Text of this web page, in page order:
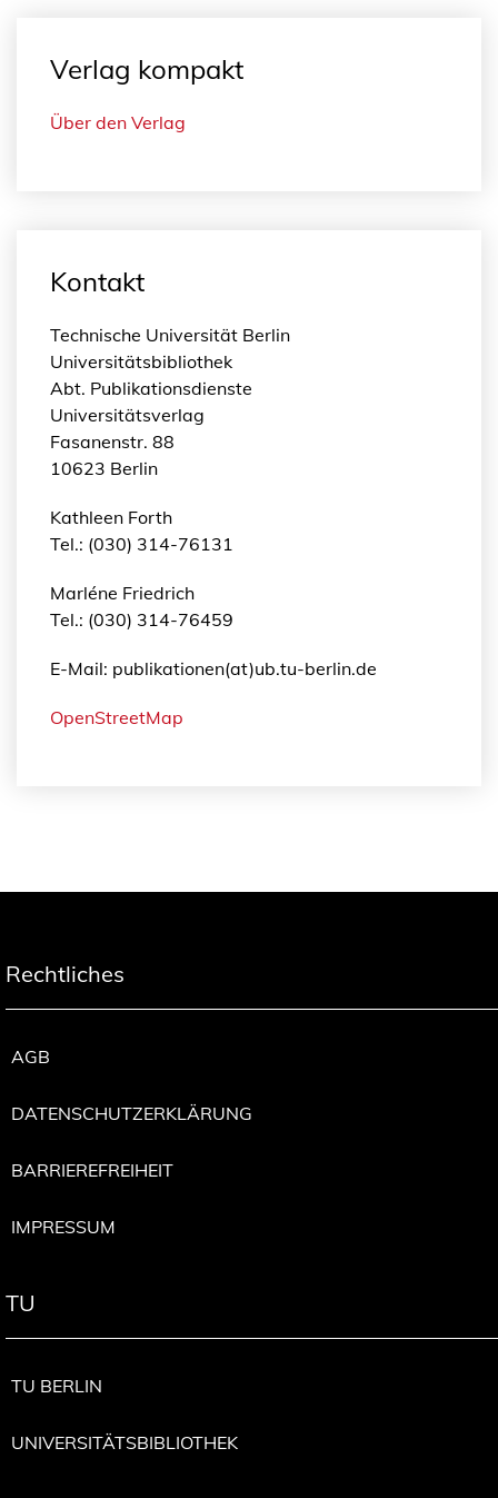
Verlag kompakt
Über den Verlag
Kontakt
Technische Universität Berlin
Universitätsbibliothek
Abt. Publikationsdienste
Universitätsverlag
Fasanenstr. 88
10623 Berlin
Kathleen Forth
Tel.: (030) 314-76131
Marléne Friedrich
Tel.: (030) 314-76459
E-Mail: publikationen(at)ub.tu-berlin.de
OpenStreetMap
Rechtliches
AGB
DATENSCHUTZERKLÄRUNG
BARRIEREFREIHEIT
IMPRESSUM
TU
TU BERLIN
UNIVERSITÄTSBIBLIOTHEK